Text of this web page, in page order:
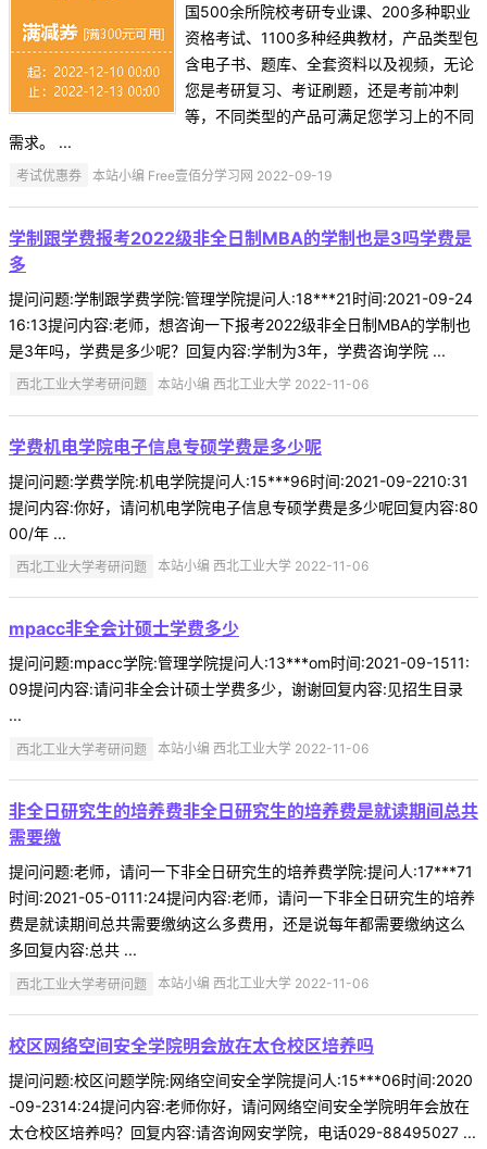
国500余所院校考研专业课、200多种职业
资格考试、1100多种经典教材，产品类型包
含电子书、题库、全套资料以及视频，无论
您是考研复习、考证刷题，还是考前冲刺
等，不同类型的产品可满足您学习上的不同
需求。 ...
考试优惠券 本站小编 Free壹佰分学习网 2022-09-19
学制跟学费报考2022级非全日制MBA的学制也是3吗学费是
多
提问问题:学制跟学费学院:管理学院提问人:18***21时间:2021-09-24
16:13提问内容:老师，想咨询一下报考2022级非全日制MBA的学制也
是3年吗，学费是多少呢？回复内容:学制为3年，学费咨询学院 ...
西北工业大学考研问题 本站小编 西北工业大学 2022-11-06
学费机电学院电子信息专硕学费是多少呢
提问问题:学费学院:机电学院提问人:15***96时间:2021-09-2210:31
提问内容:你好，请问机电学院电子信息专硕学费是多少呢回复内容:80
00/年 ...
西北工业大学考研问题 本站小编 西北工业大学 2022-11-06
mpacc非全会计硕士学费多少
提问问题:mpacc学院:管理学院提问人:13***om时间:2021-09-1511:
09提问内容:请问非全会计硕士学费多少，谢谢回复内容:见招生目录
...
西北工业大学考研问题 本站小编 西北工业大学 2022-11-06
非全日研究生的培养费非全日研究生的培养费是就读期间总共
需要缴
提问问题:老师，请问一下非全日研究生的培养费学院:提问人:17***71
时间:2021-05-0111:24提问内容:老师，请问一下非全日研究生的培养
费是就读期间总共需要缴纳这么多费用，还是说每年都需要缴纳这么
多回复内容:总共 ...
西北工业大学考研问题 本站小编 西北工业大学 2022-11-06
校区网络空间安全学院明会放在太仓校区培养吗
提问问题:校区问题学院:网络空间安全学院提问人:15***06时间:2020
-09-2314:24提问内容:老师你好，请问网络空间安全学院明年会放在
太仓校区培养吗？回复内容:请咨询网安学院，电话029-88495027 ...